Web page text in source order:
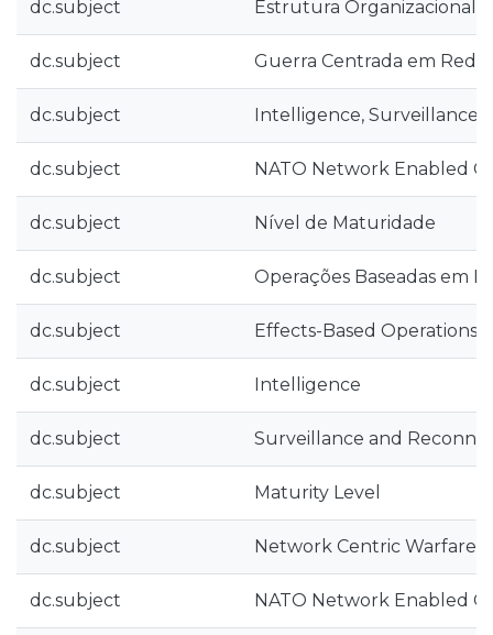
dc.subject Estrutura Organizacional
dc.subject Guerra Centrada em Rede
dc.subject Intelligence, Surveillance
dc.subject NATO Network Enabled
dc.subject Nível de Maturidade
dc.subject Operações Baseadas em
dc.subject Effects-Based Operations
dc.subject Intelligence
dc.subject Surveillance and
dc.subject Maturity Level
dc.subject Network Centric Warfare
dc.subject NATO Network Enabled